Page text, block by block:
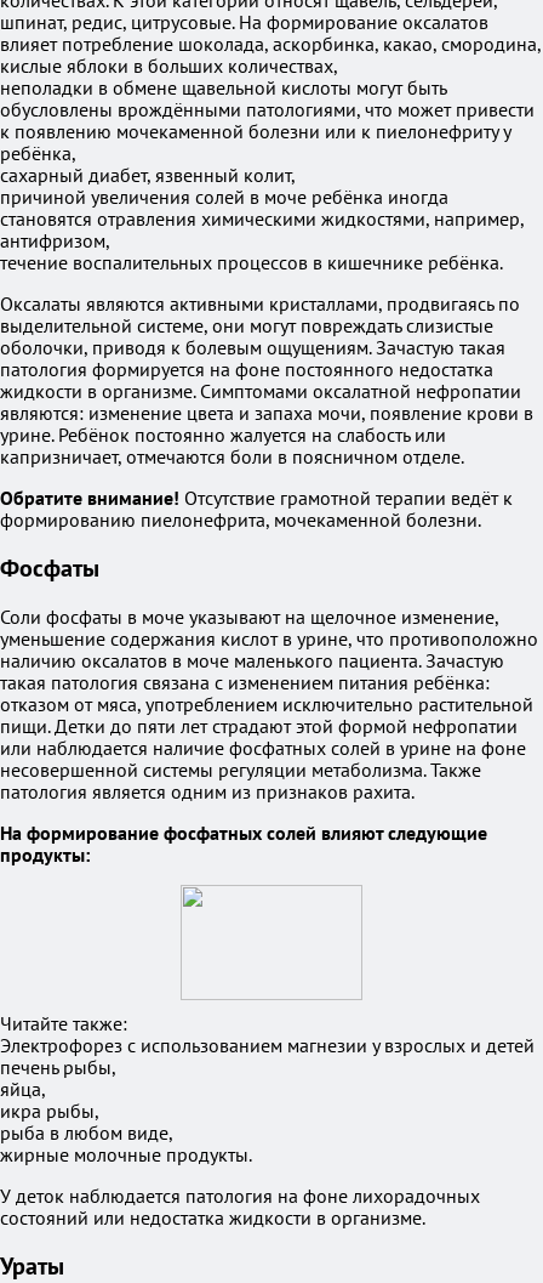
шпинат, редис, цитрусовые. На формирование оксалатов
влияет потребление шоколада, аскорбинка, какао, смородина,
кислые яблоки в больших количествах,
неполадки в обмене щавельной кислоты могут быть
обусловлены врождёнными патологиями, что может привести
к появлению мочекаменной болезни или к пиелонефриту у
ребёнка,
сахарный диабет, язвенный колит,
причиной увеличения солей в моче ребёнка иногда
становятся отравления химическими жидкостями, например,
антифризом,
течение воспалительных процессов в кишечнике ребёнка.
Оксалаты являются активными кристаллами, продвигаясь по
выделительной системе, они могут повреждать слизистые
оболочки, приводя к болевым ощущениям. Зачастую такая
патология формируется на фоне постоянного недостатка
жидкости в организме. Симптомами оксалатной нефропатии
являются: изменение цвета и запаха мочи, появление крови в
урине. Ребёнок постоянно жалуется на слабость или
капризничает, отмечаются боли в поясничном отделе.
Обратите внимание! Отсутствие грамотной терапии ведёт к
формированию пиелонефрита, мочекаменной болезни.
Фосфаты
Соли фосфаты в моче указывают на щелочное изменение,
уменьшение содержания кислот в урине, что противоположно
наличию оксалатов в моче маленького пациента. Зачастую
такая патология связана с изменением питания ребёнка:
отказом от мяса, употреблением исключительно растительной
пищи. Детки до пяти лет страдают этой формой нефропатии
или наблюдается наличие фосфатных солей в урине на фоне
несовершенной системы регуляции метаболизма. Также
патология является одним из признаков рахита.
На формирование фосфатных солей влияют следующие
продукты:
Читайте также:
Электрофорез с использованием магнезии у взрослых и детей
печень рыбы,
яйца,
икра рыбы,
рыба в любом виде,
жирные молочные продукты.
У деток наблюдается патология на фоне лихорадочных
состояний или недостатка жидкости в организме.
Ураты